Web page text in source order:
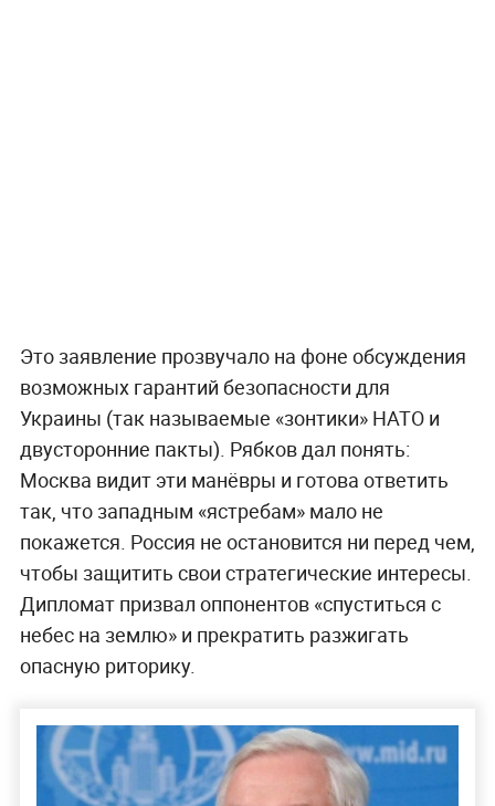
Это заявление прозвучало на фоне обсуждения
возможных гарантий безопасности для
Украины (так называемые «зонтики» НАТО и
двусторонние пакты). Рябков дал понять:
Москва видит эти манёвры и готова ответить
так, что западным «ястребам» мало не
покажется. Россия не остановится ни перед чем,
чтобы защитить свои стратегические интересы.
Дипломат призвал оппонентов «спуститься с
небес на землю» и прекратить разжигать
опасную риторику.